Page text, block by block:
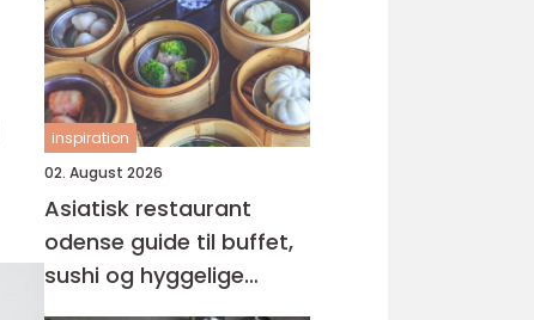
inspiration
02. August 2026
Asiatisk restaurant
odense guide til buffet,
sushi og hyggelige
rammer